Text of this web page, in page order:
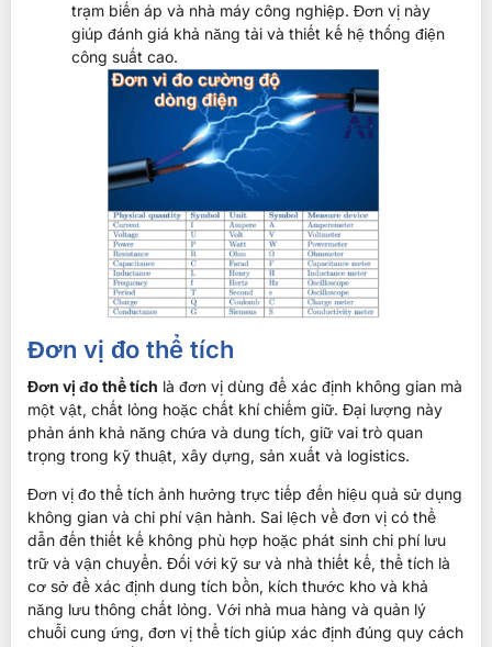
trạm biến áp và nhà máy công nghiệp. Đơn vị này
giúp đánh giá khả năng tải và thiết kế hệ thống điện
công suất cao.
Đơn vị đo thể tích
Đơn vị đo thể tích là đơn vị dùng để xác định không gian mà
một vật, chất lỏng hoặc chất khí chiếm giữ. Đại lượng này
phản ánh khả năng chứa và dung tích, giữ vai trò quan
trọng trong kỹ thuật, xây dựng, sản xuất và logistics.
Đơn vị đo thể tích ảnh hưởng trực tiếp đến hiệu quả sử dụng
không gian và chi phí vận hành. Sai lệch về đơn vị có thể
dẫn đến thiết kế không phù hợp hoặc phát sinh chi phí lưu
trữ và vận chuyển. Đối với kỹ sư và nhà thiết kế, thể tích là
cơ sở để xác định dung tích bồn, kích thước kho và khả
năng lưu thông chất lỏng. Với nhà mua hàng và quản lý
chuỗi cung ứng, đơn vị thể tích giúp xác định đúng quy cách